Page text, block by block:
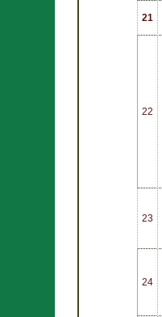
21
22
23
24